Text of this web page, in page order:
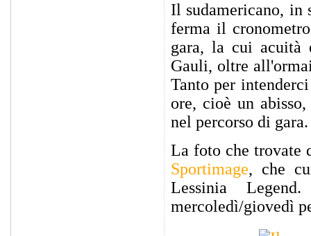
Il sudamericano, in
ferma il
gara, la cui acuità
Gauli, oltre
Tanto per
ore, cioè un
nel percorso di gara.
La foto che trovate
Sportimage, che
Lessinia
mercoledì/giovedì